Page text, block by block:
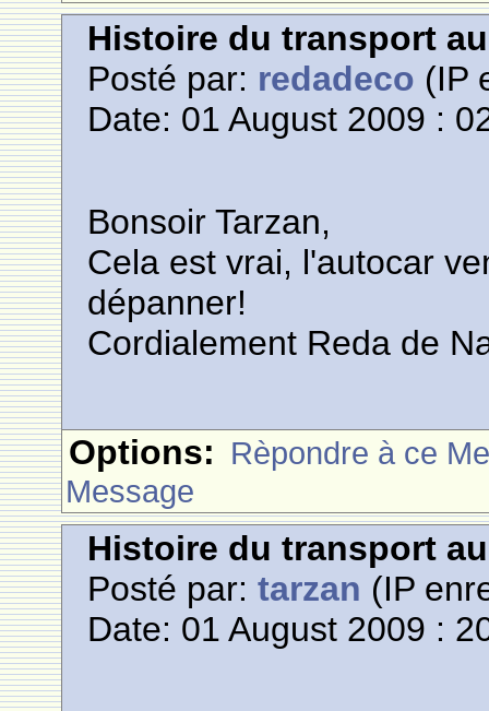
Histoire du transport
Posté par: redadeco (IP
Date: 01 August 2009 :
Bonsoir Tarzan,
Cela est vrai, l'autocar
dépanner!
Cordialement Reda de
Options: Rèpondre à ce
Message
Histoire du transport
Posté par:tarzan (IP
Date: 01 August 2009 :